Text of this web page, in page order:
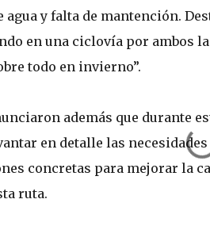
agua y falta de mantención.
en una ciclovía por ambos
todo en invierno”.
además que durante
en detalle las
concretas para mejorar la
ruta.